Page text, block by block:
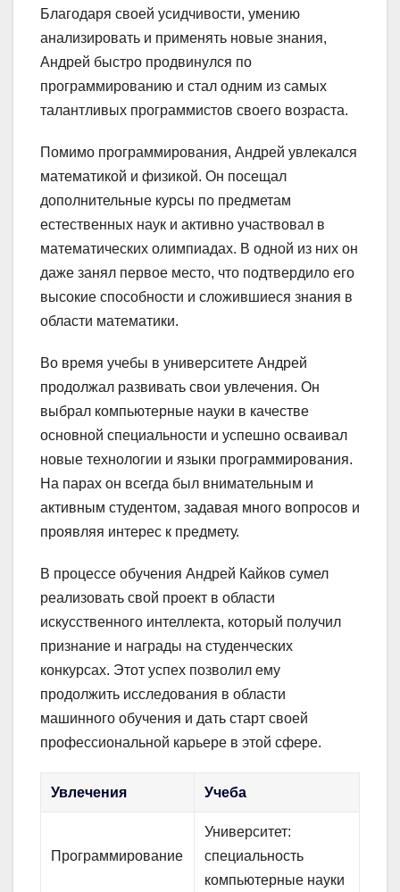
Благодаря своей усидчивости, умению
анализировать и применять новые знания,
Андрей быстро продвинулся по
программированию и стал одним из самых
талантливых программистов своего возраста.
Помимо программирования, Андрей увлекался
математикой и физикой. Он посещал
дополнительные курсы по предметам
естественных наук и активно участвовал в
математических олимпиадах. В одной из них он
даже занял первое место, что подтвердило его
высокие способности и сложившиеся знания в
области математики.
Во время учебы в университете Андрей
продолжал развивать свои увлечения. Он
выбрал компьютерные науки в качестве
основной специальности и успешно осваивал
новые технологии и языки программирования.
На парах он всегда был внимательным и
активным студентом, задавая много вопросов и
проявляя интерес к предмету.
В процессе обучения Андрей Кайков сумел
реализовать свой проект в области
искусственного интеллекта, который получил
признание и награды на студенческих
конкурсах. Этот успех позволил ему
продолжить исследования в области
машинного обучения и дать старт своей
профессиональной карьере в этой сфере.
Увлечения Учеба
Программирование
Университет:
специальность
компьютерные науки